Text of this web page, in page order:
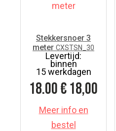
Stekkersnoer 3
meterCXSTSN_30
Levertijd:
binnen
15 werkdagen
18.00€ 18,00
Meer info en
bestel